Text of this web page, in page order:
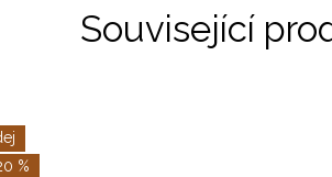
Související
%